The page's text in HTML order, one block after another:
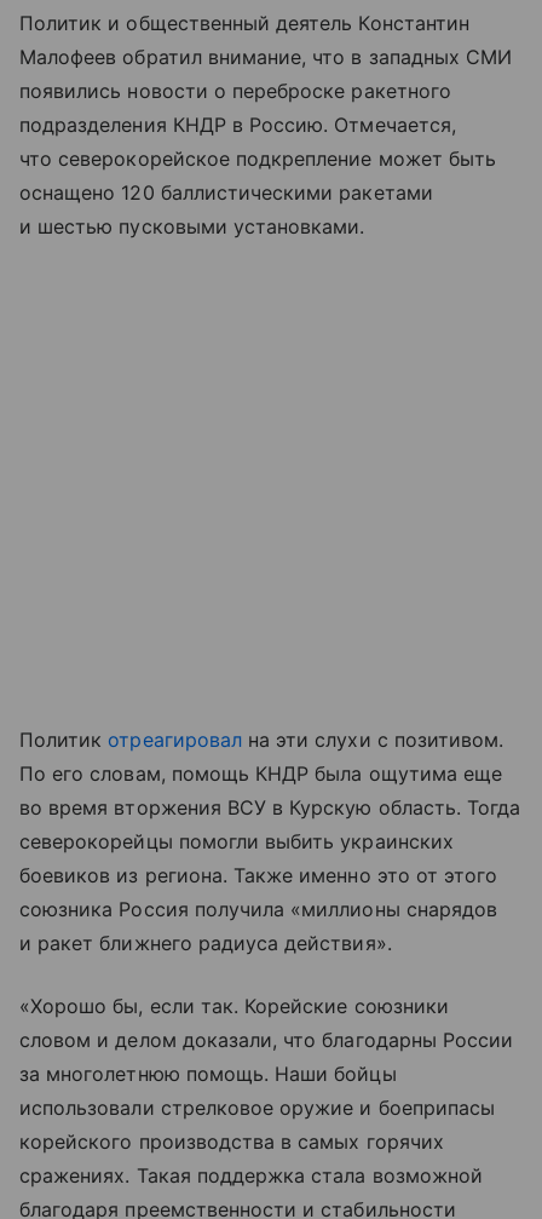
Политик и общественный деятель Константин
Малофеев обратил внимание, что в западных СМИ
появились новости о переброске ракетного
подразделения КНДР в Россию. Отмечается,
что северокорейское подкрепление может быть
оснащено 120 баллистическими ракетами
и шестью пусковыми установками.
Политик отреагировална эти слухи с позитивом.
По его словам, помощь КНДР была ощутима еще
во время вторжения ВСУ в Курскую область. Тогда
северокорейцы помогли выбить украинских
боевиков из региона. Также именно это от этого
союзника Россия получила «миллионы снарядов
и ракет ближнего радиуса действия».
«Хорошо бы, если так. Корейские союзники
словом и делом доказали, что благодарны России
за многолетнюю помощь. Наши бойцы
использовали стрелковое оружие и боеприпасы
корейского производства в самых горячих
сражениях. Такая поддержка стала возможной
благодаря преемственности и стабильности